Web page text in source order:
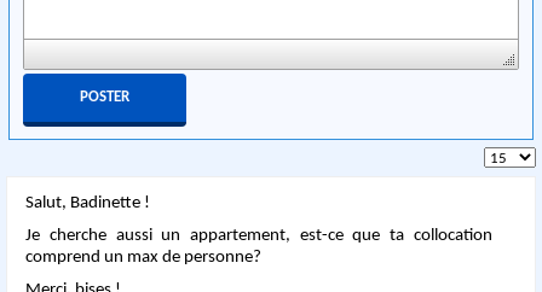
Salut, Badinette !
Je cherche aussi un appartement, est-ce que ta collocation
comprend un max de personne?